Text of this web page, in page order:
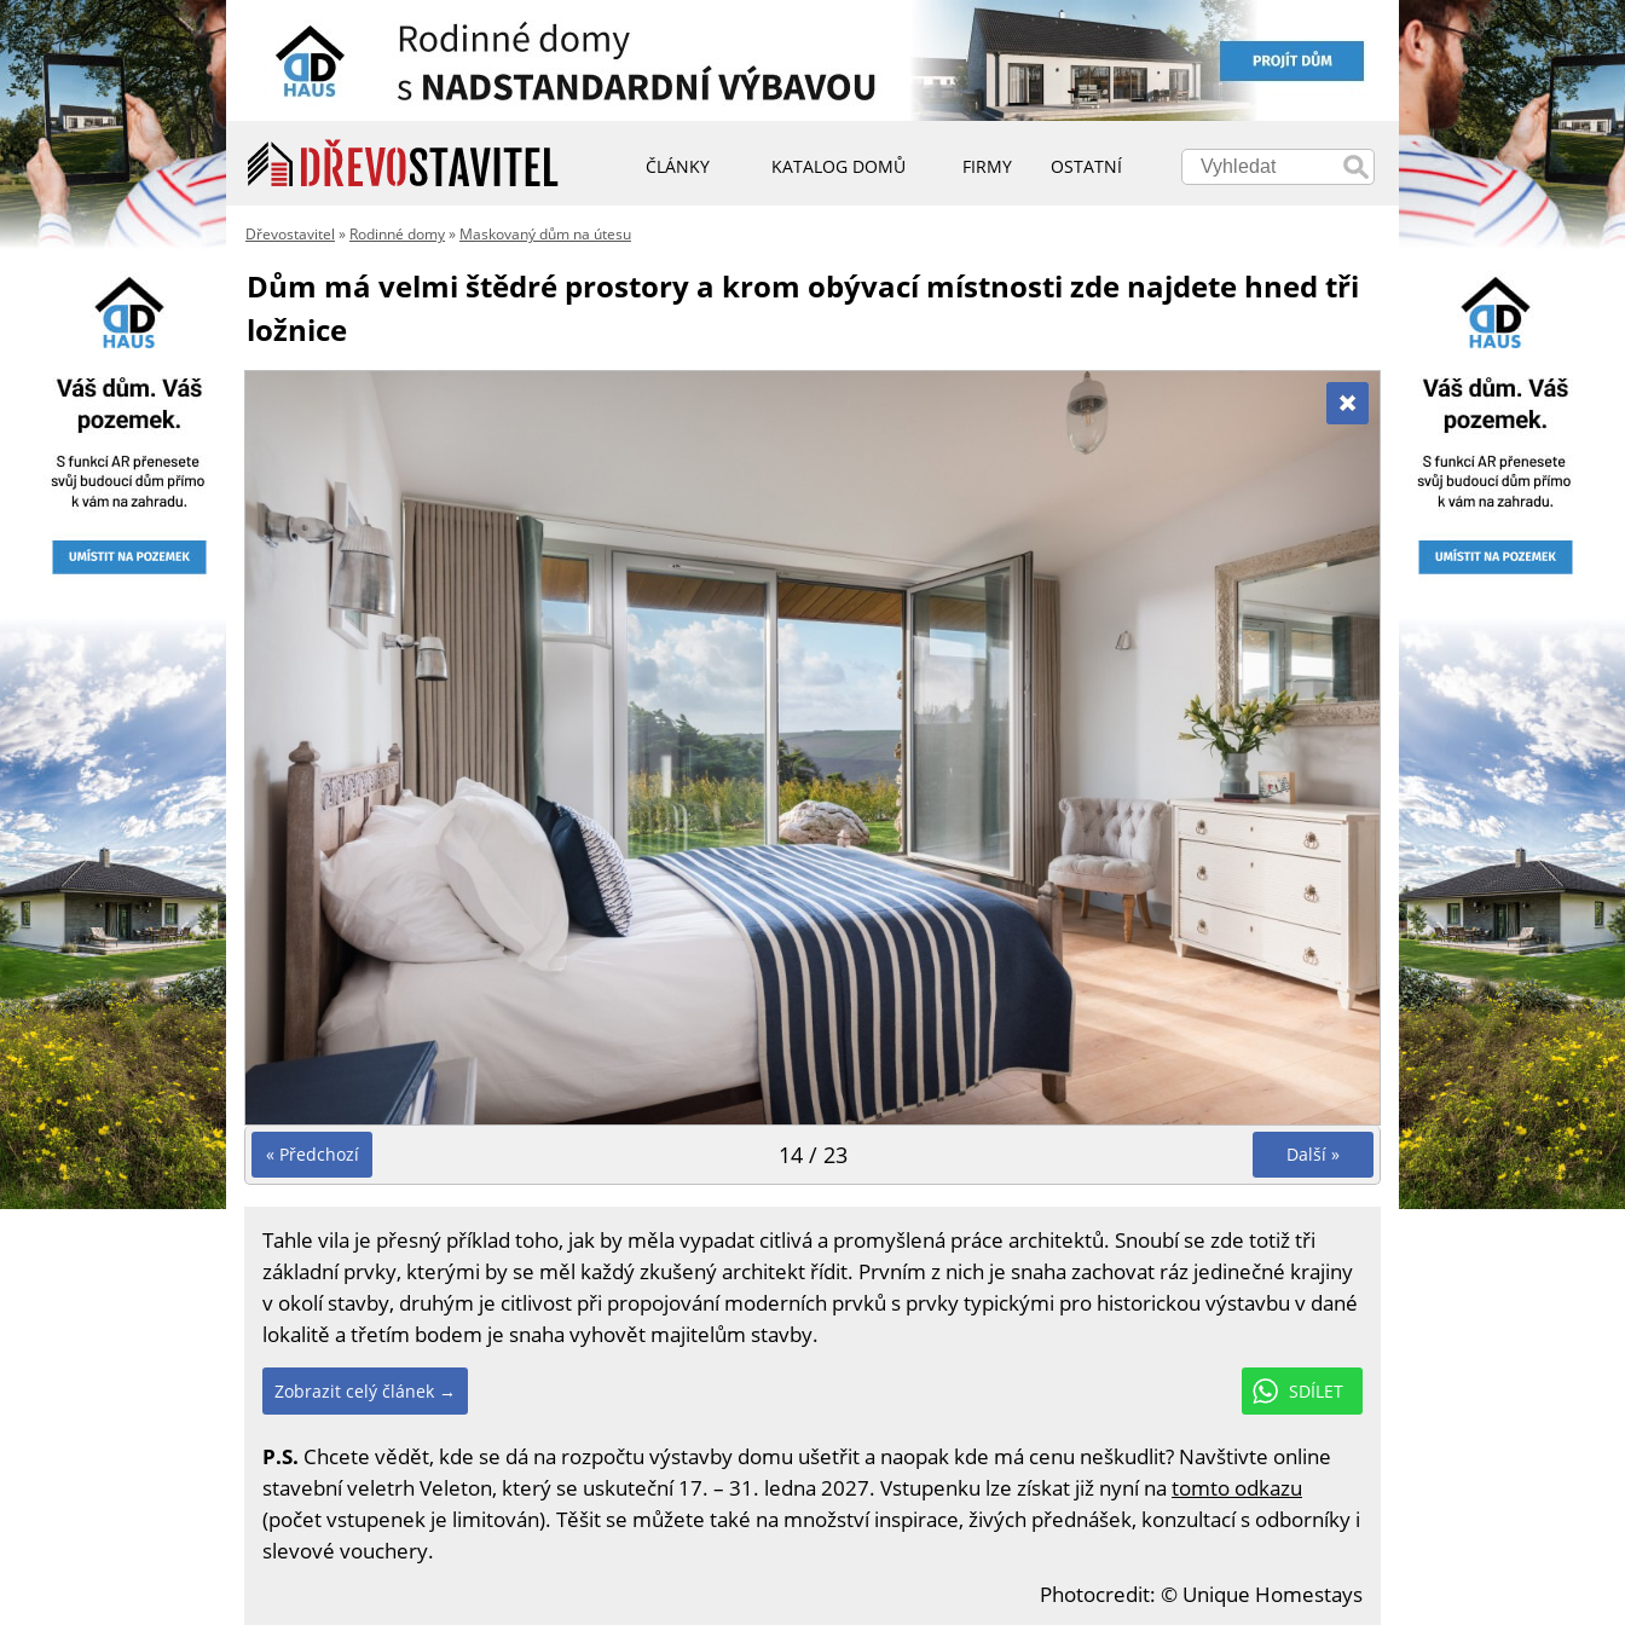
ČLÁNKY KATALOG DOMŮ FIRMY OSTATNÍ
Dřevostavitel » Rodinné domy» Maskovaný dům na útesu
Dům má velmi štědré prostory a krom obývací místnosti zde najdete hned tři
ložnice
« Předchozí Další »
14 / 23
Tahle vila je přesný příklad toho, jak by měla vypadat citlivá a promyšlená práce architektů. Snoubí se zde totiž tři
základní prvky, kterými by se měl každý zkušený architekt řídit. Prvním z nich je snaha zachovat ráz jedinečné krajiny
v okolí stavby, druhým je citlivost při propojování moderních prvků s prvky typickými pro historickou výstavbu v dané
lokalitě a třetím bodem je snaha vyhovět majitelům stavby.
SDÍLET
Zobrazit celý článek →
P.S. Chcete vědět, kde se dá na rozpočtu výstavby domu ušetřit a naopak kde má cenu neškudlit? Navštivte online
stavební veletrh Veleton, který se uskuteční 17. – 31. ledna 2027. Vstupenku lze získat již nyní na tomto odkazu
(počet vstupenek je limitován). Těšit se můžete také na množství inspirace, živých přednášek, konzultací s odborníky i
slevové vouchery.
Photocredit: © Unique Homestays